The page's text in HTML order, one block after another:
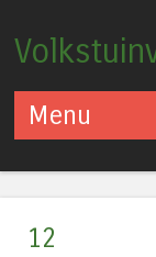
Menu
12